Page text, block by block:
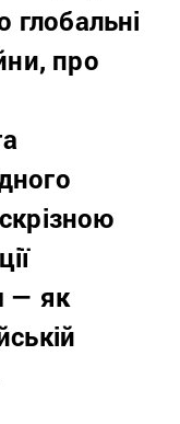
глобальні
про
— як